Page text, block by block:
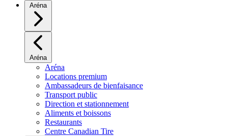
Aréna
Aréna
Aréna
Locations premium
Ambassadeurs de bienfaisance
Transport public
Direction et stationnement
Aliments et boissons
Restaurants
Centre Canadian Tire